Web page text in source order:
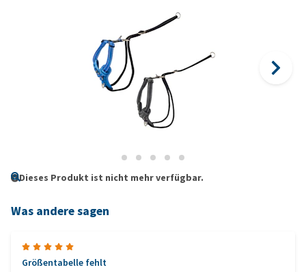
Dieses Produkt ist nicht mehr verfügbar.
Was andere sagen
Größentabelle fehlt